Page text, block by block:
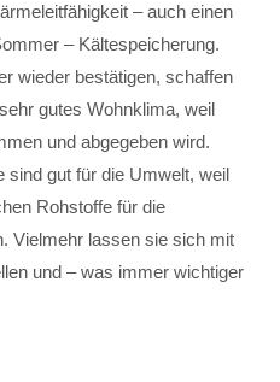
– auch einen
– Kältespeicherung.
wieder bestätigen, schaffen
gutes Wohnklima, weil
und abgegeben wird.
gut für die Umwelt, weil
Rohstoffe für die
Vielmehr lassen sie sich mit
und – was immer wichtiger